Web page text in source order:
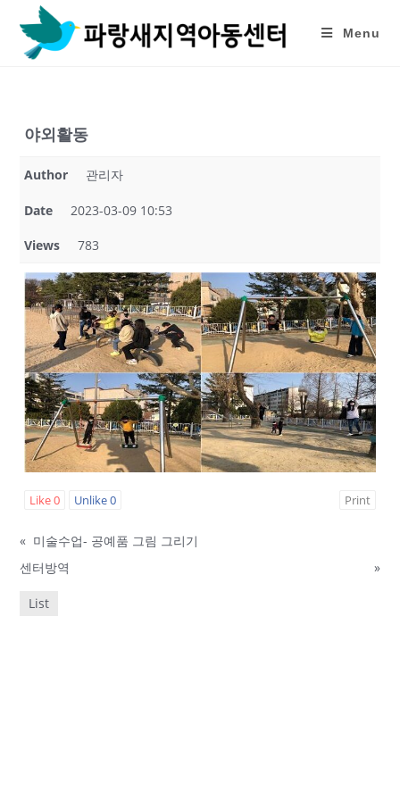
content
Menu
야외활동
Author 관리자
Date 2023-03-09 10:53
Views 783
Like0 Unlike0 Print
« 미술수업- 공예품 그림 그리기
센터방역
»
List